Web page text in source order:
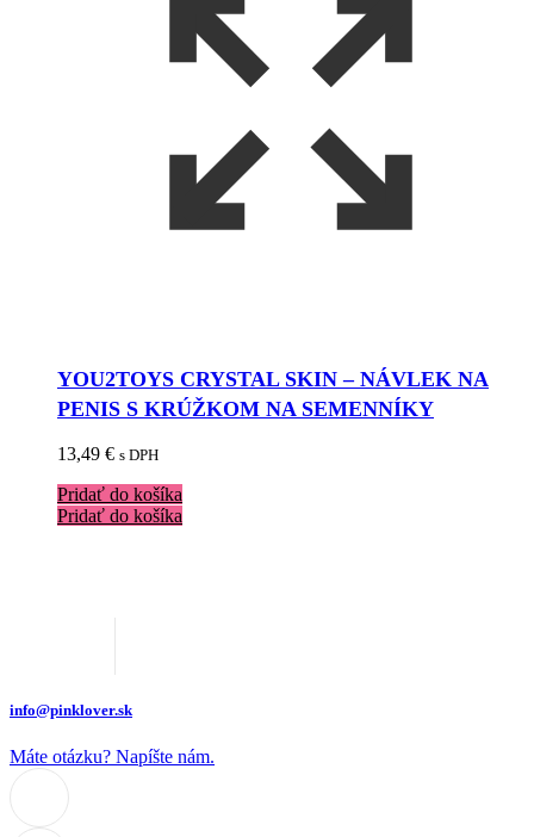
YOU2TOYS CRYSTAL SKIN – NÁVLEK NA
PENIS S KRÚŽKOM NA SEMENNÍKY
13,49 € s DPH
Pridať do košíka
Pridať do košíka
info@pinklover.sk
Máte otázku? Napíšte nám.